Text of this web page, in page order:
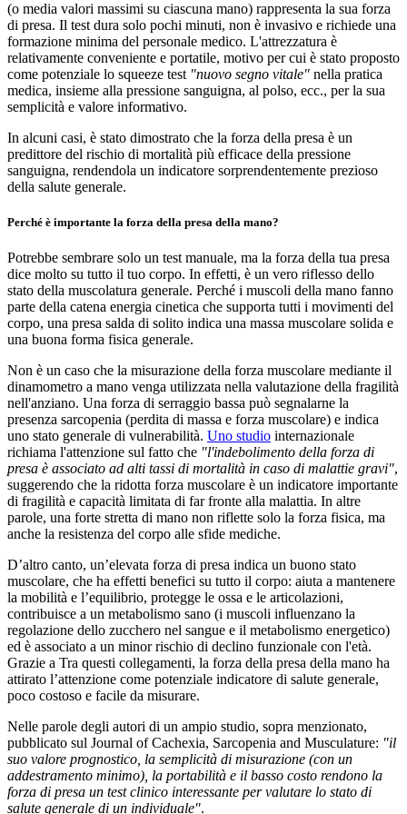
(o media valori massimi su ciascuna mano) rappresenta la sua forza
di presa. Il test dura solo pochi minuti, non è invasivo e richiede una
formazione minima del personale medico. L'attrezzatura è
relativamente conveniente e portatile, motivo per cui è stato proposto
come potenziale lo squeeze test "nuovo segno vitale" nella pratica
medica, insieme alla pressione sanguigna, al polso, ecc., per la sua
semplicità e valore informativo.
In alcuni casi, è stato dimostrato che la forza della presa è un
predittore del rischio di mortalità più efficace della pressione
sanguigna, rendendola un indicatore sorprendentemente prezioso
della salute generale.
Perché è importante la forza della presa della mano?
Potrebbe sembrare solo un test manuale, ma la forza della tua presa
dice molto su tutto il tuo corpo. In effetti, è un vero riflesso dello
stato della muscolatura generale. Perché i muscoli della mano fanno
parte della catena energia cinetica che supporta tutti i movimenti del
corpo, una presa salda di solito indica una massa muscolare solida e
una buona forma fisica generale.
Non è un caso che la misurazione della forza muscolare mediante il
dinamometro a mano venga utilizzata nella valutazione della fragilità
nell'anziano. Una forza di serraggio bassa può segnalarne la
presenza sarcopenia (perdita di massa e forza muscolare) e indica
uno stato generale di vulnerabilità. Uno studio internazionale
richiama l'attenzione sul fatto che "l'indebolimento della forza di
presa è associato ad alti tassi di mortalità in caso di malattie gravi",
suggerendo che la ridotta forza muscolare è un indicatore importante
di fragilità e capacità limitata di far fronte alla malattia. In altre
parole, una forte stretta di mano non riflette solo la forza fisica, ma
anche la resistenza del corpo alle sfide mediche.
D’altro canto, un’elevata forza di presa indica un buono stato
muscolare, che ha effetti benefici su tutto il corpo: aiuta a mantenere
la mobilità e l’equilibrio, protegge le ossa e le articolazioni,
contribuisce a un metabolismo sano (i muscoli influenzano la
regolazione dello zucchero nel sangue e il metabolismo energetico)
ed è associato a un minor rischio di declino funzionale con l'età.
Grazie a Tra questi collegamenti, la forza della presa della mano ha
attirato l’attenzione come potenziale indicatore di salute generale,
poco costoso e facile da misurare.
Nelle parole degli autori di un ampio studio, sopra menzionato,
pubblicato sul Journal of Cachexia, Sarcopenia and Musculature: "il
suo valore prognostico, la semplicità di misurazione (con un
addestramento minimo), la portabilità e il basso costo rendono la
forza di presa un test clinico interessante per valutare lo stato di
salute generale di un individuale".